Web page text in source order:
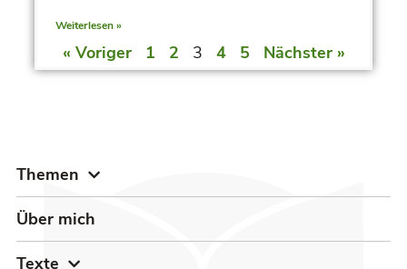
Weiterlesen »
« Voriger 1 2 3 4 5 Nächster »
Themen
Über mich
Texte